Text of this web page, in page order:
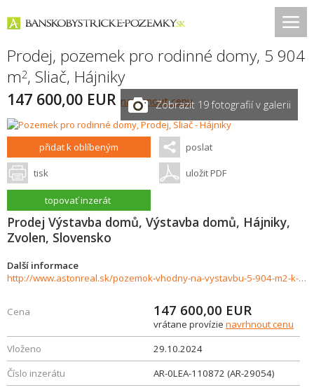
Prodej, pozemek pro rodinné domy, 5 904
m2, Sliač, Hájniky
147 600,00 EUR navrhnout cenuZobrazit 19 fotografií v galerii
přidat k oblíbeným poslat
tisk uložit PDF
topovať inzerát
Prodej Výstavba domů, Výstavba domů, Hájniky,
Zvolen, Slovensko
Další informace
http://www.astonreal.sk/pozemok-vhodny-na-vystavbu-5-904-m2-k-u-hajniky-sliac-861844
Cena 147 600,00 EUR
vrátane provízie navrhnout cenu
Vloženo
29.10.2024
Číslo inzerátu
AR-0LEA-110872 (AR-29054)